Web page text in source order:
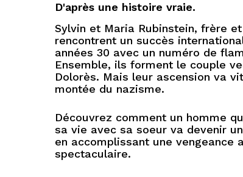
D'après une histoire vraie.
Sylvin et Maria Rubinstein, frère
rencontrent un succès
années 30 avec un numéro de
Ensemble, ils forment le couple
Dolorès. Mais leur ascension va
montée du nazisme.
Découvrez comment un homme
sa vie avec sa soeur va devenir
en accomplissant une vengeance
spectaculaire.